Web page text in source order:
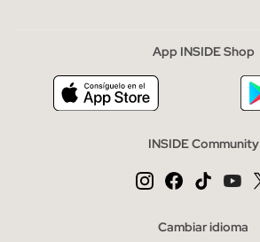
App INSIDE Shop
INSIDE Community
Cambiar idioma